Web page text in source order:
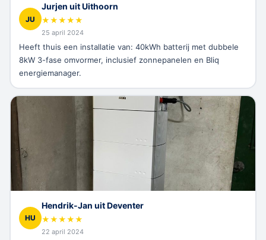
JU
Jurjen uit Uithoorn
★★★★★
25 april 2024
Heeft thuis een installatie van: 40kWh batterij met dubbele
8kW 3-fase omvormer, inclusief zonnepanelen en Bliq
energiemanager.
HU
Hendrik-Jan uit Deventer
★★★★★
22 april 2024